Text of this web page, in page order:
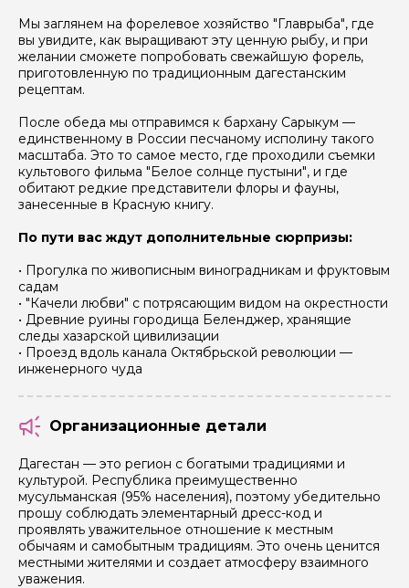
Мы заглянем на форелевое хозяйство "Главрыба", где
вы увидите, как выращивают эту ценную рыбу, и при
желании сможете попробовать свежайшую форель,
приготовленную по традиционным дагестанским
рецептам.
После обеда мы отправимся к бархану Сарыкум —
единственному в России песчаному исполину такого
масштаба. Это то самое место, где проходили съемки
культового фильма "Белое солнце пустыни", и где
обитают редкие представители флоры и фауны,
занесенные в Красную книгу.
По пути вас ждут дополнительные сюрпризы:
• Прогулка по живописным виноградникам и фруктовым
садам
• "Качели любви" с потрясающим видом на окрестности
• Древние руины городища Беленджер, хранящие
следы хазарской цивилизации
• Проезд вдоль канала Октябрьской революции —
инженерного чуда
Организационные детали
Дагестан — это регион с богатыми традициями и
культурой. Республика преимущественно
мусульманская (95% населения), поэтому убедительно
прошу соблюдать элементарный дресс-код и
проявлять уважительное отношение к местным
обычаям и самобытным традициям. Это очень ценится
местными жителями и создает атмосферу взаимного
уважения.
Как вас зовут
Ваша электронная почта
Ваш номер телефона